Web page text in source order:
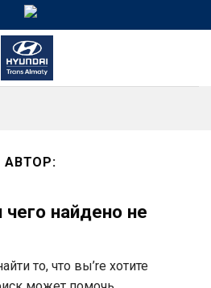
АВТОР:
найдено не
то, что вы’re хотите